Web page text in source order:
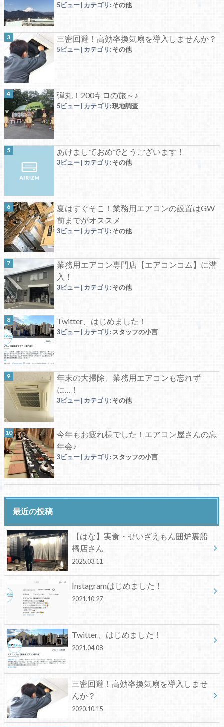
5ビュー| カテゴリ:その他
三密回避！高効率換気扇を導入しませんか？
5ビュー| カテゴリ:その他
弾丸！200キロの旅～♪
5ビュー| カテゴリ:現地調査
あけましておめでとうございます！
3ビュー| カテゴリ:その他
夏はすぐそこ！業務用エアコンの設置はGW
前までがオススメ
3ビュー| カテゴリ:その他
業務用エアコン専門店【エアコンコム】に潜
入！
3ビュー| カテゴリ:その他
Twitter、はじめました！
3ビュー| カテゴリ: スタッフの小言
年末の大掃除、業務用エアコンも忘れず
に…！
3ビュー| カテゴリ:その他
今年もお疲れ様でした！エアコン屋さんの忘
年会♪
3ビュー| カテゴリ: スタッフの小言
最近の投稿
【はな】実食・せいざえもん囲炉裏船
橋店さん
2025.03.11
Instagramはじめました！
2021.10.27
Twitter、はじめました！
2021.04.08
三密回避！高効率換気扇を導入しませ
んか？
2020.10.15